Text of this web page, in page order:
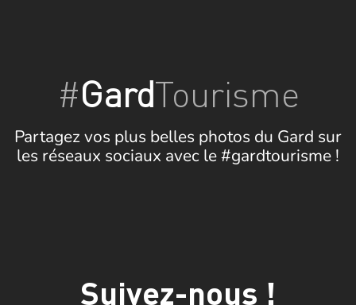
#GardTourisme
Partagez vos plus belles photos du Gard sur
les réseaux sociaux avec le #gardtourisme !
Suivez-nous !